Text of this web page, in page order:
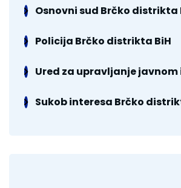
Osnovni sud Brčko distrikta
Policija Brčko distrikta BiH
Ured za upravljanje
Sukob interesa Brčko